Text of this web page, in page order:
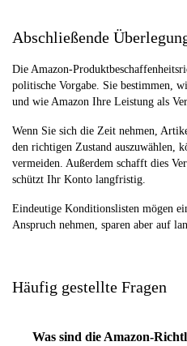
Abschließende
Die Amazon-
politische Vorgabe. Sie bestimmen,
und wie Amazon Ihre Leistung als
Wenn Sie sich die Zeit nehmen,
den richtigen Zustand auszuwählen,
vermeiden. Außerdem schafft dies
schützt Ihr Konto langfristig.
Eindeutige Konditionslisten mögen
Anspruch nehmen, sparen aber auf
Häufig gestellte Fragen
Was sind die Amazon-